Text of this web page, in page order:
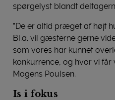
spørgelyst blandt
”De er altid præget af højt
Bl.a. vil gæsterne gerne
som vores har kunnet
konkurrence, og hvor vi
Mogens Poulsen.
Is i fokus